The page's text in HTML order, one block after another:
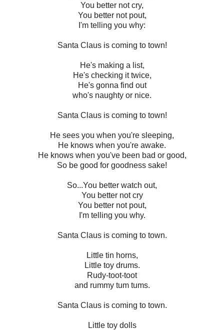
You better not cry,
You better not pout,
I'm telling you why:
Santa Claus is coming to town!
He's making a list,
He's checking it twice,
He's gonna find out
who's naughty or nice.
Santa Claus is coming to town!
He sees you when you're sleeping,
He knows when you're awake.
He knows when you've been bad or good,
So be good for goodness sake!
So...You better watch out,
You better not cry
You better not pout,
I'm telling you why.
Santa Claus is coming to town.
Little tin horns,
Little toy drums.
Rudy-toot-toot
and rummy tum tums.
Santa Claus is coming to town.
Little toy dolls